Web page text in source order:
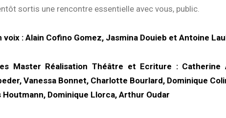
sortis une rencontre essentielle avec vous, public.
: Alain Cofino Gomez, Jasmina Douieb et Antoine
Master Réalisation Théâtre et Ecriture : Catherine
Vanessa Bonnet, Charlotte Bourlard, Dominique
Houtmann, Dominique Llorca, Arthur Oudar